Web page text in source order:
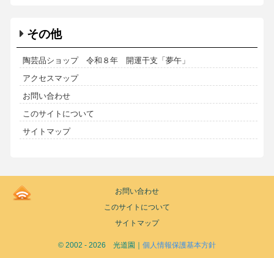
その他
陶芸品ショップ 令和８年 開運干支「夢午」
アクセスマップ
お問い合わせ
このサイトについて
サイトマップ
Kodoen
お問い合わせ
このサイトについて
サイトマップ
© 2002 - 2026 光道園｜ 個人情報保護基本方針